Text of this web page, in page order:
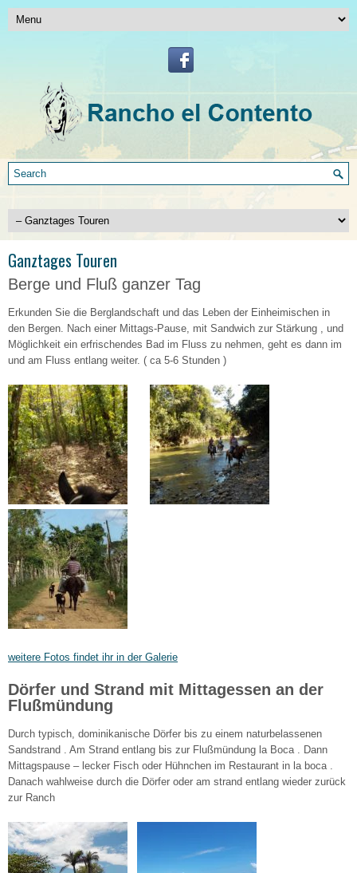
Ganztages Touren
Berge und Fluß ganzer Tag
Erkunden Sie die Berglandschaft und das Leben der Einheimischen in
den Bergen. Nach einer Mittags-Pause, mit Sandwich zur Stärkung , und
Möglichkeit ein erfrischendes Bad im Fluss zu nehmen, geht es dann im
und am Fluss entlang weiter. ( ca 5-6 Stunden )
weitere Fotos findet ihr in der Galerie
Dörfer und Strand mit Mittagessen an der
Flußmündung
Durch typisch, dominikanische Dörfer bis zu einem naturbelassenen
Sandstrand . Am Strand entlang bis zur Flußmündung la Boca . Dann
Mittagspause – lecker Fisch oder Hühnchen im Restaurant in la boca .
Danach wahlweise durch die Dörfer oder am strand entlang wieder zurück
zur Ranch